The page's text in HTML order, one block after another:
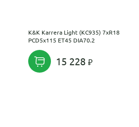
K&K Karrera Light (КС935) 7xR18
PCD5x115 ET45 DIA70.2
15 228